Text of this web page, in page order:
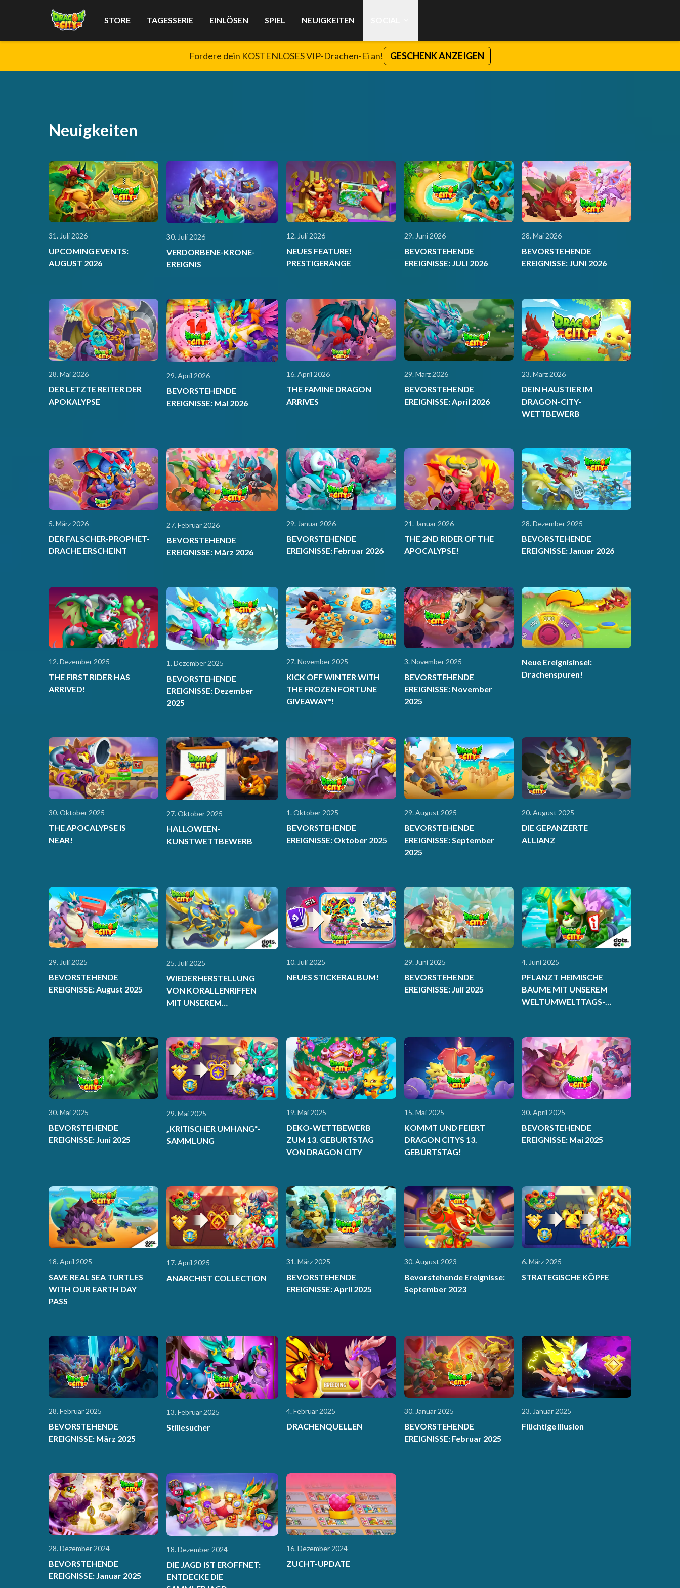
STORE TAGESSERIE EINLÖSEN SPIEL NEUIGKEITEN
Fordere dein KOSTENLOSES VIP-Drachen-Ei an! GESCHENK ANZEIGEN
Neuigkeiten
31. Juli 2026
UPCOMING EVENTS:
AUGUST 2026
30. Juli 2026
VERDORBENE-KRONE-
EREIGNIS
12. Juli 2026
NEUES FEATURE!
PRESTIGERÄNGE
29. Juni 2026
BEVORSTEHENDE
EREIGNISSE: JULI 2026
28. Mai 2026
BEVORSTEHENDE
EREIGNISSE: JUNI 2026
28. Mai 2026
DER LETZTE REITER DER
APOKALYPSE
29. April 2026
BEVORSTEHENDE
EREIGNISSE: Mai 2026
16. April 2026
THE FAMINE DRAGON
ARRIVES
29. März 2026
BEVORSTEHENDE
EREIGNISSE: April 2026
23. März 2026
DEIN HAUSTIER IM
DRAGON-CITY-
WETTBEWERB
5. März 2026
DER FALSCHER-PROPHET-
DRACHE ERSCHEINT
27. Februar 2026
BEVORSTEHENDE
EREIGNISSE: März 2026
29. Januar 2026
BEVORSTEHENDE
EREIGNISSE: Februar 2026
21. Januar 2026
THE 2ND RIDER OF THE
APOCALYPSE!
28. Dezember 2025
BEVORSTEHENDE
EREIGNISSE: Januar 2026
12. Dezember 2025
THE FIRST RIDER HAS
ARRIVED!
1. Dezember 2025
BEVORSTEHENDE
EREIGNISSE: Dezember
2025
27. November 2025
KICK OFF WINTER WITH
THE FROZEN FORTUNE
GIVEAWAY*!
3. November 2025
BEVORSTEHENDE
EREIGNISSE: November
2025
Neue Ereignisinsel:
Drachenspuren!
30. Oktober 2025
THE APOCALYPSE IS
NEAR!
27. Oktober 2025
HALLOWEEN-
KUNSTWETTBEWERB
1. Oktober 2025
BEVORSTEHENDE
EREIGNISSE: Oktober 2025
29. August 2025
BEVORSTEHENDE
EREIGNISSE: September
2025
20. August 2025
DIE GEPANZERTE
ALLIANZ
29. Juli 2025
BEVORSTEHENDE
EREIGNISSE: August 2025
25. Juli 2025
WIEDERHERSTELLUNG
VON KORALLENRIFFEN
MIT UNSEREM
10. Juli 2025
NEUES STICKERALBUM!
29. Juni 2025
BEVORSTEHENDE
EREIGNISSE: Juli 2025
4. Juni 2025
PFLANZT HEIMISCHE
BÄUME MIT UNSEREM
WELTUMWELTTAGS-
30. Mai 2025
BEVORSTEHENDE
EREIGNISSE: Juni 2025
29. Mai 2025
„KRITISCHER UMHANG“-
SAMMLUNG
19. Mai 2025
DEKO-WETTBEWERB
ZUM 13. GEBURTSTAG
VON DRAGON CITY
15. Mai 2025
KOMMT UND FEIERT
DRAGON CITYS 13.
GEBURTSTAG!
30. April 2025
BEVORSTEHENDE
EREIGNISSE: Mai 2025
18. April 2025
SAVE REAL SEA TURTLES
WITH OUR EARTH DAY
PASS
17. April 2025
ANARCHIST COLLECTION
31. März 2025
BEVORSTEHENDE
EREIGNISSE: April 2025
30. August 2023
Bevorstehende Ereignisse:
September 2023
6. März 2025
STRATEGISCHE KÖPFE
28. Februar 2025
BEVORSTEHENDE
EREIGNISSE: März 2025
13. Februar 2025
Stillesucher
4. Februar 2025
DRACHENQUELLEN
30. Januar 2025
BEVORSTEHENDE
EREIGNISSE: Februar 2025
23. Januar 2025
Flüchtige Illusion
28. Dezember 2024
BEVORSTEHENDE
EREIGNISSE: Januar 2025
18. Dezember 2024
DIE JAGD IST ERÖFFNET:
ENTDECKE DIE
16. Dezember 2024
ZUCHT-UPDATE